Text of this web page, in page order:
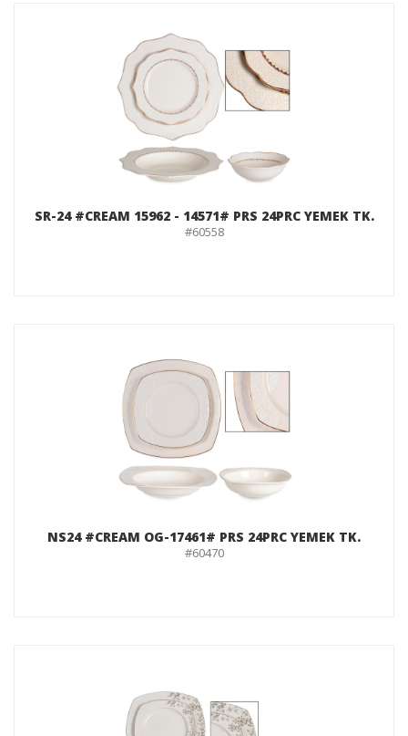
SR-24 #CREAM 15962 - 14571# PRS 24PRC YEMEK TK.
#60558
NS24 #CREAM OG-17461# PRS 24PRC YEMEK TK.
#60470